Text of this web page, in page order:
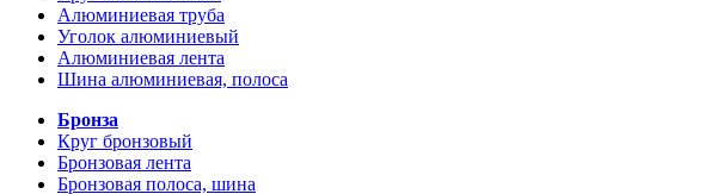
Алюминиевая труба
Уголок алюминиевый
Алюминиевая лента
Шина алюминиевая, полоса
Бронза
Круг бронзовый
Бронзовая лента
Бронзовая полоса, шина